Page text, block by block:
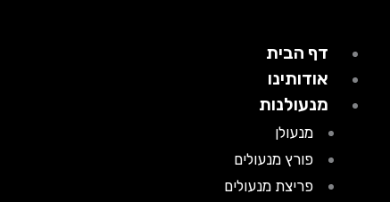
דף הבית
אודותינו
מנעולנות
מנעולן
פורץ מנעולים
פריצת מנעולים